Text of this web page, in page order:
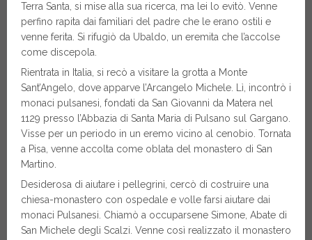
Terra Santa, si mise alla sua ricerca, ma lei lo evitò. Venne
perfino rapita dai familiari del padre che le erano ostili e
venne ferita. Si rifugiò da Ubaldo, un eremita che l’accolse
come discepola.
Rientrata in Italia, si recò a visitare la grotta a Monte
Sant’Angelo, dove apparve l’Arcangelo Michele. Lì, incontrò i
monaci pulsanesi, fondati da San Giovanni da Matera nel
1129 presso l’Abbazia di Santa Maria di Pulsano sul Gargano.
Visse per un periodo in un eremo vicino al cenobio. Tornata
a Pisa, venne accolta come oblata del monastero di San
Martino.
Desiderosa di aiutare i pellegrini, cercò di costruire una
chiesa-monastero con ospedale e volle farsi aiutare dai
monaci Pulsanesi. Chiamò a occuparsene Simone, Abate di
San Michele degli Scalzi. Venne così realizzato il monastero